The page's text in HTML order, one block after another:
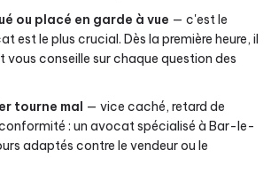
ou placé en garde à vue — c'est le
est le plus crucial. Dès la première heure, il
vous conseille sur chaque question des
tourne mal — vice caché, retard de
: un avocat spécialisé à Bar-le-
adaptés contre le vendeur ou le